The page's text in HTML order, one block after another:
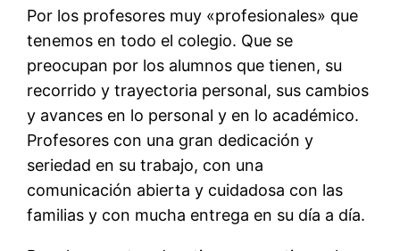
Por los profesores muy «profesionales» que
tenemos en todo el colegio. Que se
preocupan por los alumnos que tienen, su
recorrido y trayectoria personal, sus cambios
y avances en lo personal y en lo académico.
Profesores con una gran dedicación y
seriedad en su trabajo, con una
comunicación abierta y cuidadosa con las
familias y con mucha entrega en su día a día.